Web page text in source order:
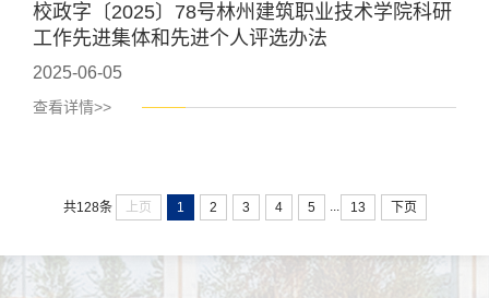
校政字〔2025〕78号林州建筑职业技术学院科研
工作先进集体和先进个人评选办法
查看详情>>
2025-06-05
共128条 上页 1 2 3 4 5 ... 13 下页